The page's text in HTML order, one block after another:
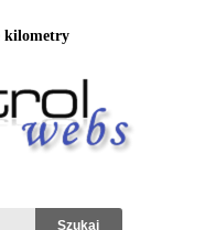
kilometry